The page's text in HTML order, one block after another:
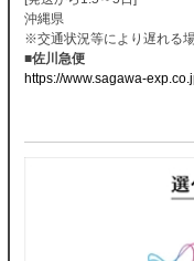
沖縄県
※交通状況等により遅れる
■佐川急便
https://www.sagawa-